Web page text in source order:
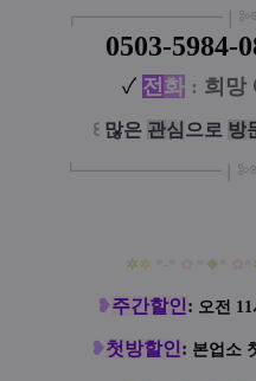
┏━━━━━━━━
0503-5984-
✓ 전 화 : 희망
꒰ 많은 관심 으로 방
┗━━━━━━━━
✲✲ ❖
❥주간할인 : 오전 11
❥첫방할인 : 본업소